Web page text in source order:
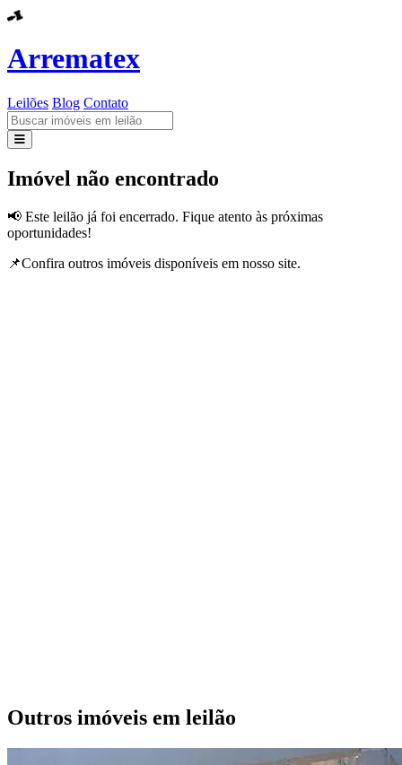
Arrematex
Leilões Blog Contato
Leilões
Imóvel não encontrado
📢 Este leilão já foi encerrado. Fique atento às próximas
oportunidades!
📌Confira outros imóveis disponíveis em nosso site.
Outros imóveis em leilão